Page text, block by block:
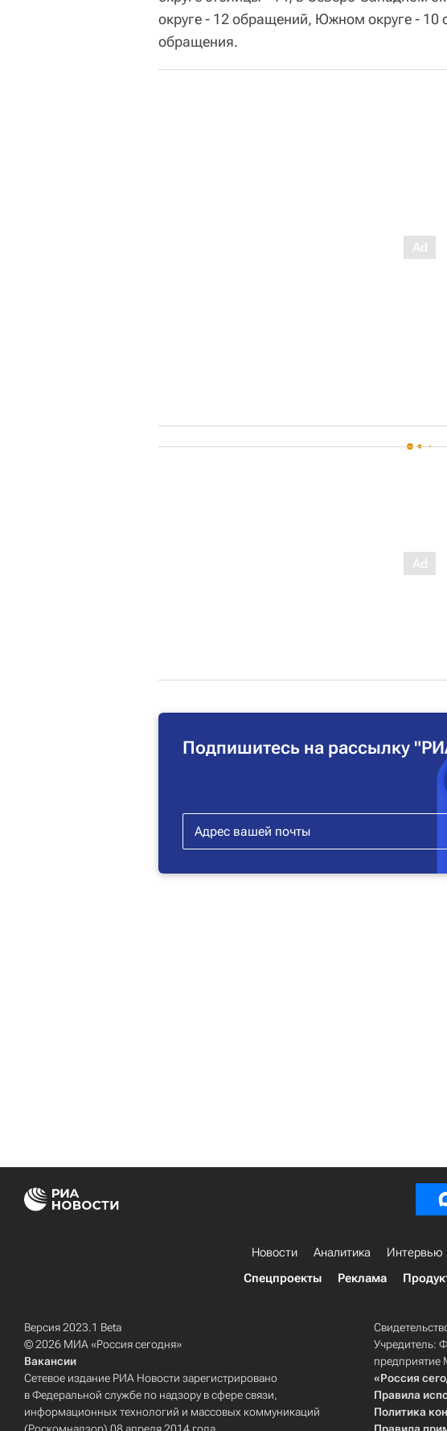
округе - 12 обращений, Южном округе - 10
обращения.
Подпишитесь на рассылку
Новости Аналитика Интервью
Спецпроекты
Реклама
Версия 2023.1 Beta
© 2026 МИА «Россия сегодня»
Вакансии
Сетевое издание РИА Новости зарегистрировано
в Федеральной службе по надзору в сфере связи,
информационных технологий и массовых коммуникаций
Учредитель:
предприятие
«Россия
Правила
Политика